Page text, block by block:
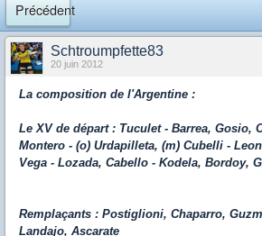
Précédent
Schtroumpfette83
20 juin 2012
La composition de l'Argentine :
Le XV de départ : Tuculet - Barrea, Gosio,
Montero - (o) Urdapilleta, (m) Cubelli -
Vega - Lozada, Cabello - Kodela, Bordoy,
Remplaçants : Postiglioni, Chaparro,
Landajo, Ascarate